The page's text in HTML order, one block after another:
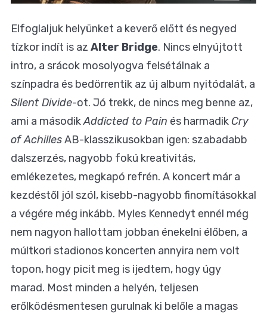
Elfoglaljuk helyünket a keverő előtt és negyed
tízkor indít is az Alter Bridge. Nincs elnyújtott
intro, a srácok mosolyogva felsétálnak a
színpadra és bedörrentik az új album nyitódalát, a
Silent Divide-ot. Jó trekk, de nincs meg benne az,
ami a másodikAddicted to Pain és harmadik Cry
of AchillesAB-klasszikusokban igen: szabadabb
dalszerzés, nagyobb fokú kreativitás,
emlékezetes, megkapó refrén. A koncert már a
kezdéstől jól szól, kisebb-nagyobb finomításokkal
a végére még inkább. Myles Kennedyt ennél még
nem nagyon hallottam jobban énekelni élőben, a
múltkori stadionos koncerten annyira nem volt
topon, hogy picit meg is ijedtem, hogy úgy
marad. Most minden a helyén, teljesen
erőlködésmentesen gurulnak ki belőle a magas